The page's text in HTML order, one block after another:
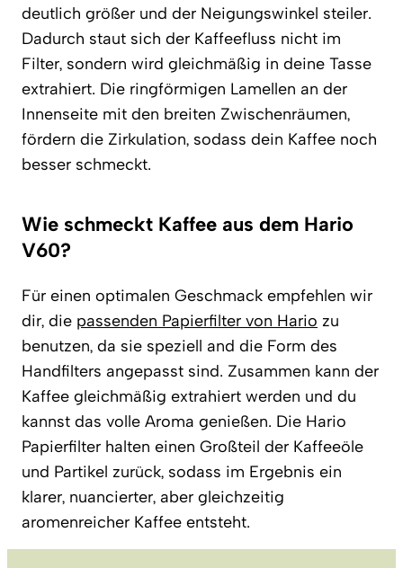
deutlich größer und der Neigungswinkel steiler.
Dadurch staut sich der Kaffeefluss nicht im
Filter, sondern wird gleichmäßig in deine Tasse
extrahiert. Die ringförmigen Lamellen an der
Innenseite mit den breiten Zwischenräumen,
fördern die Zirkulation, sodass dein Kaffee noch
besser schmeckt.
Wie schmeckt Kaffee aus dem Hario
V60?
Für einen optimalen Geschmack empfehlen wir
dir, die passenden Papierfilter von Hario zu
benutzen, da sie speziell and die Form des
Handfilters angepasst sind. Zusammen kann der
Kaffee gleichmäßig extrahiert werden und du
kannst das volle Aroma genießen. Die Hario
Papierfilter halten einen Großteil der Kaffeeöle
und Partikel zurück, sodass im Ergebnis ein
klarer, nuancierter, aber gleichzeitig
aromenreicher Kaffee entsteht.